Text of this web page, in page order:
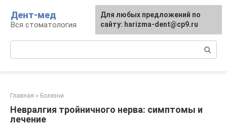
контенту
Дент-мед
Вся стоматология
Главная » Болезни
Невралгия тройничного нерва: симптомы и
лечение
Для любых предложений по
сайту: harizma-dent@cp9.ru